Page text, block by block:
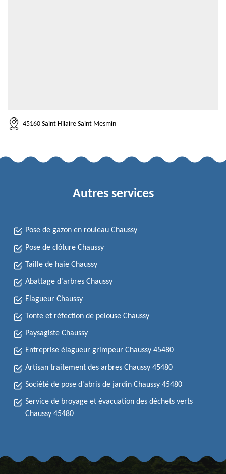
45160 Saint Hilaire Saint Mesmin
Autres services
Pose de gazon en rouleau Chaussy
Pose de clôture Chaussy
Taille de haie Chaussy
Abattage d'arbres Chaussy
Elagueur Chaussy
Tonte et réfection de pelouse Chaussy
Paysagiste Chaussy
Entreprise élagueur grimpeur Chaussy 45480
Artisan traitement des arbres Chaussy 45480
Société de pose d'abris de jardin Chaussy 45480
Service de broyage et évacuation des déchets verts
Chaussy 45480